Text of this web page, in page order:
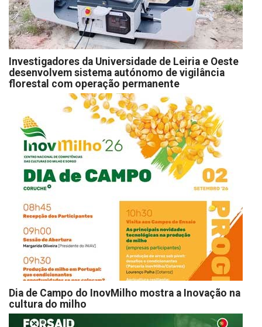
Investigadores da Universidade de Leiria e Oeste
desenvolvem sistema autónomo de vigilância
florestal com operação permanente
Dia de Campo do InovMilho mostra a Inovação na
cultura do milho